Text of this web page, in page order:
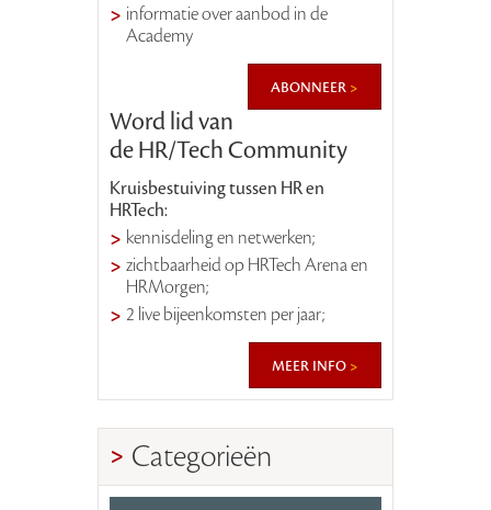
informatie over aanbod in de
Academy
abonneer
Word lid van
de HR/Tech Community
Kruisbestuiving tussen HR en
HRTech:
kennisdeling en netwerken;
zichtbaarheid op HRTech Arena en
HRMorgen;
2 live bijeenkomsten per jaar;
meer info
Categorieën